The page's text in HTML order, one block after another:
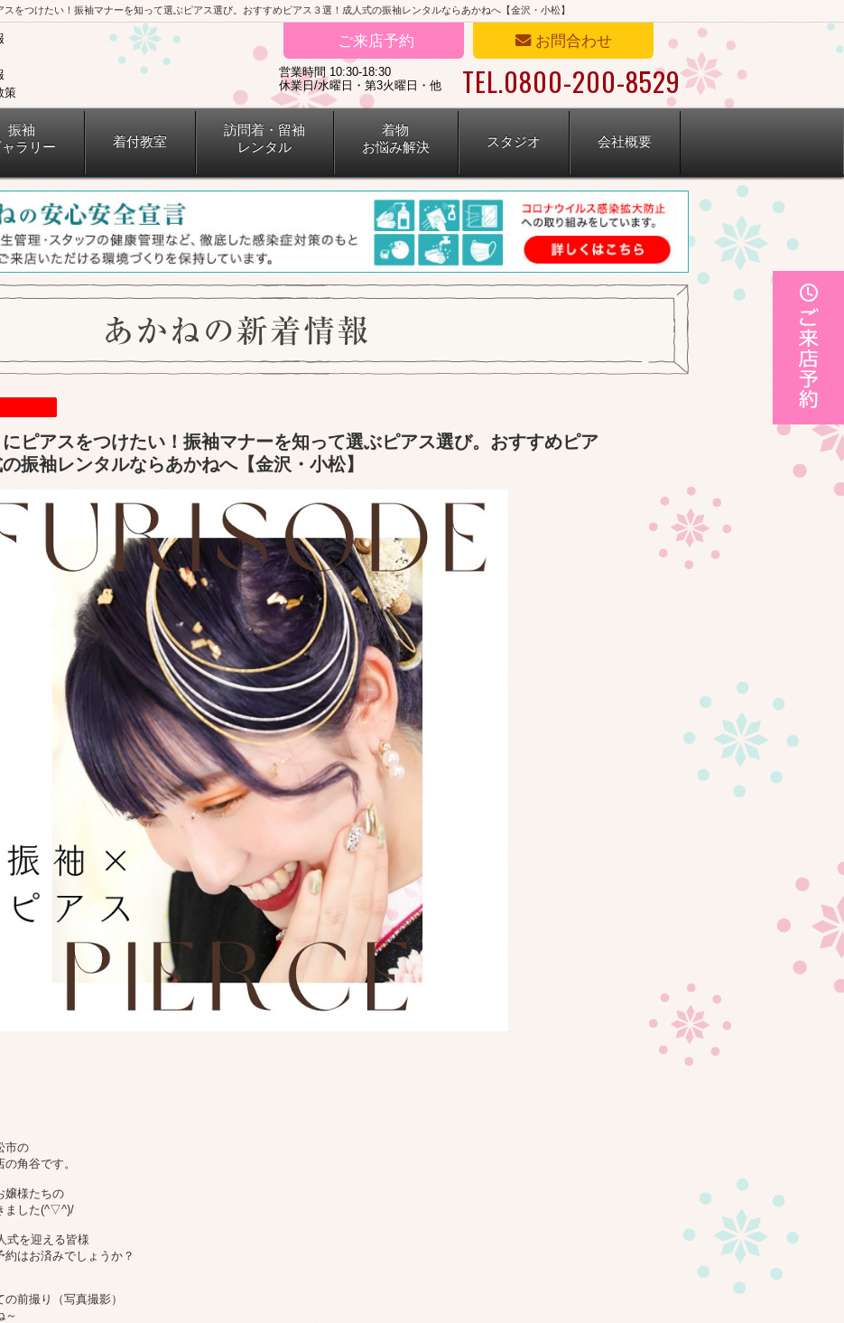
をつけたい！振袖マナーを知って選ぶピアス選び。おすすめピアス３選！成人式の振袖レンタルならあかねへ【金沢・小松】
策
ご来店予約 お問合わせ
営業時間 10:30-18:30
休業日/水曜日・第3火曜日・他
TEL.0800-200-8529
振袖
ャラリー
着付教室
訪問着・留袖
レンタル
着物
お悩み解決
スタジオ 会社概要
ピアスをつけたい！振袖マナーを知って選ぶピアス選び。おすすめピア
振袖レンタルならあかねへ【金沢・小松】
市の
角谷です。
嬢様たちの
ました(^▽^)/
式を迎える皆様
はお済みでしょうか？
前撮り（写真撮影）
～